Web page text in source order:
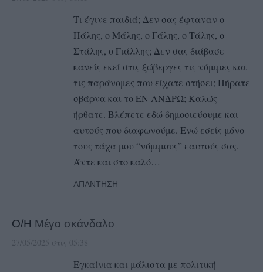
Τι έγινε παιδιά; Δεν σας έφταναν ο
Πάλης, ο Μάλης, ο Γάλης, ο Τάλης, ο
Στάλης, ο Γιάλλης; Δεν σας διάβασε
κανείς εκεί στις ξώβεργες τις νόμιμες και
τις παράνομες που είχατε στήσει; Πήρατε
σβάρνα και το ΕΝ ΑΝΔΡΩ; Καλώς
ήρθατε. Βλέπετε εδώ δημοσιεύουμε και
αυτούς που διαφωνούμε. Ενώ εσείς μόνο
τους τάχα μου “νόμιμους” εαυτούς σας.
Άντε και στο καλό…
ΑΠΆΝΤΗΣΗ
Ο/Η Μέγα σκάνδαλο
27/05/2025 στις 05:38
Εγκαίνια και μάλιστα με πολιτική